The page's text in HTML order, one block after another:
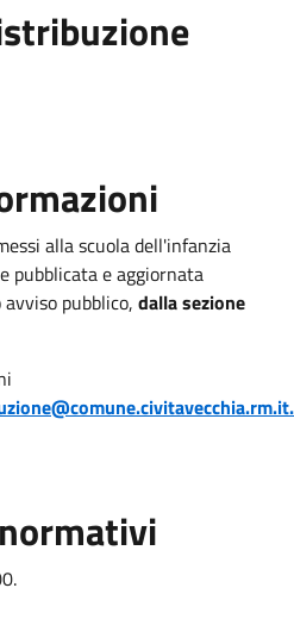
alla scuola dell'infanzia
pubblicata e aggiornata
pubblico, dalla sezione